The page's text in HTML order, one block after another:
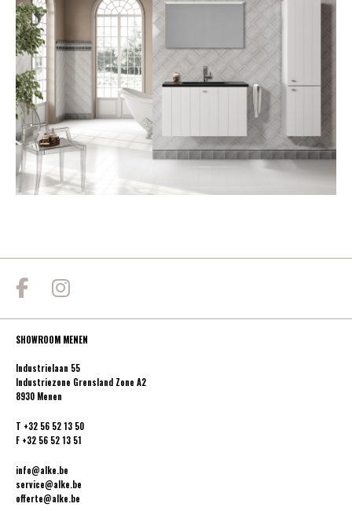
SHOWROOM MENEN
Industrielaan 55
Industriezone Grensland Zone A2
8930 Menen
T +32 56 52 13 50
F +32 56 52 13 51
info@alke.be
service@alke.be
offerte@alke.be